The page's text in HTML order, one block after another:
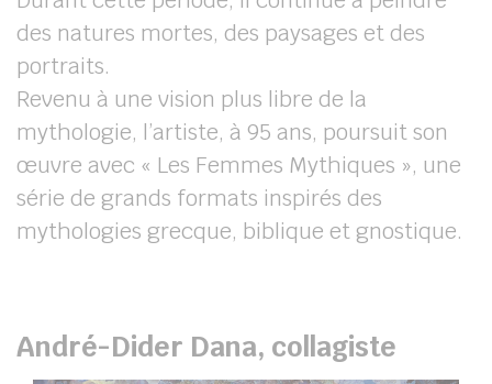
des natures mortes, des paysages et des
portraits.
Revenu à une vision plus libre de la
mythologie, l’artiste, à 95 ans, poursuit son
œuvre avec « Les Femmes Mythiques », une
série de grands formats inspirés des
mythologies grecque, biblique et gnostique.
André-Dider Dana, collagiste